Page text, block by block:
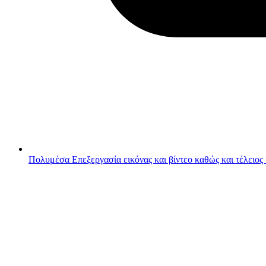
Πολυμέσα Επεξεργασία εικόνας και βίντεο καθώς και τέλειος